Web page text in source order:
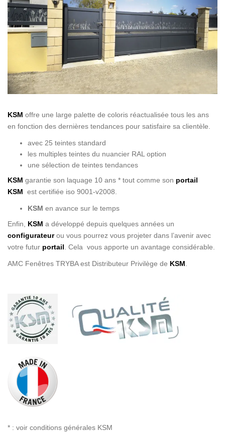
KSM offre une large palette de coloris réactualisée tous les ans
en fonction des dernières tendances pour satisfaire sa clientèle.
avec 25 teintes standard
les multiples teintes du nuancier RAL option
une sélection de teintes tendances
KSM garantie son laquage 10 ans * tout comme son portail
KSM est certifiée iso 9001-v2008.
KSM en avance sur le temps
Enfin, KSM a développé depuis quelques années un
configurateurou vous pourrez vous projeter dans l’avenir avec
votre futur portail . Cela vous apporte un avantage considérable.
AMC Fenêtres TRYBA est Distributeur Privilège de KSM
* : voir conditions générales KSM